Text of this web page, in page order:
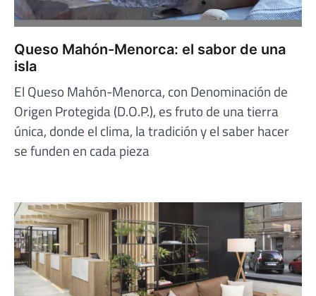
Queso Mahón-Menorca: el sabor de una
isla
El Queso Mahón-Menorca, con Denominación de
Origen Protegida (D.O.P.), es fruto de una tierra
única, donde el clima, la tradición y el saber hacer
se funden en cada pieza